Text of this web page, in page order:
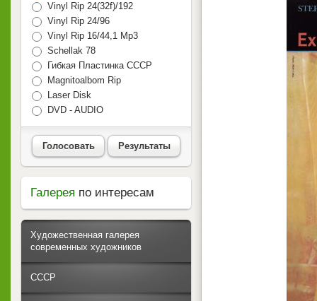
Vinyl Rip 24(32f)/192
Vinyl Rip 24/96
Vinyl Rip 16/44,1 Mp3
Schellak 78
Гибкая Пластинка СССР
Magnitoalbom Rip
Laser Disk
DVD - AUDIO
Голосовать Результаты
Галерея по интересам
Художественная галерея
современных художников
СССР